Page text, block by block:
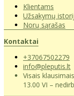
Klientams
Užsakymų
Norų sąrašas
Kontaktai
+37067502279
info@pleputis.lt
Visais
13.00 VI –